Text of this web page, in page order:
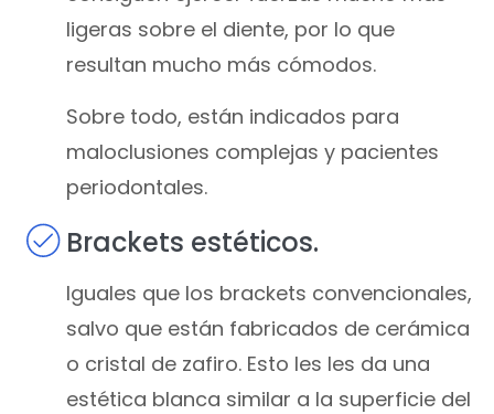
ligeras sobre el diente, por lo que
resultan mucho más cómodos.
Sobre todo, están indicados para
maloclusiones complejas y pacientes
periodontales.
Brackets estéticos.
Iguales que los brackets convencionales,
salvo que están fabricados de cerámica
o cristal de zafiro. Esto les les da una
estética blanca similar a la superficie del